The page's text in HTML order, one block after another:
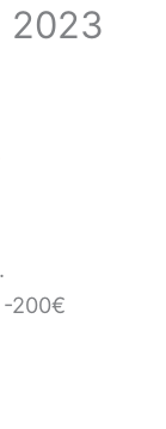
2023
200€